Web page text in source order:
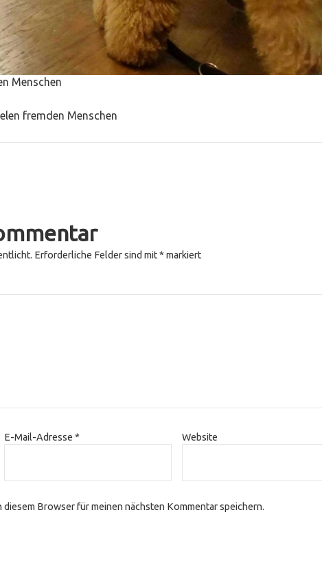
Menschen
fremden Menschen
Erforderliche Felder sind mit*markiert
E-Mail-Adresse* Website
Browser für meinen nächsten Kommentar speichern.